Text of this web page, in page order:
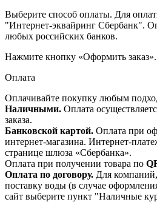
Выберите способ оплаты. Для
"Интернет-эквайринг Сбербанк".
любых российских банков.
Нажмите кнопку «Оформить заказ».
Оплата
Оплачивайте покупку любым
Наличными. Оплата
заказа.
Банковской картой. Оплата при
интернет-магазина. Интернет-
странице шлюза «Сбербанка».
Оплата при получении товара по
Оплата по договору. Для
поставку воды (в случае
сайт выберите пункт "Наличные